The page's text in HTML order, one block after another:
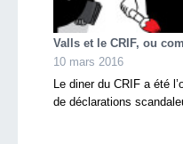
Valls et le CRIF, ou
10 mars 2016
Le diner du CRIF a été
de déclarations